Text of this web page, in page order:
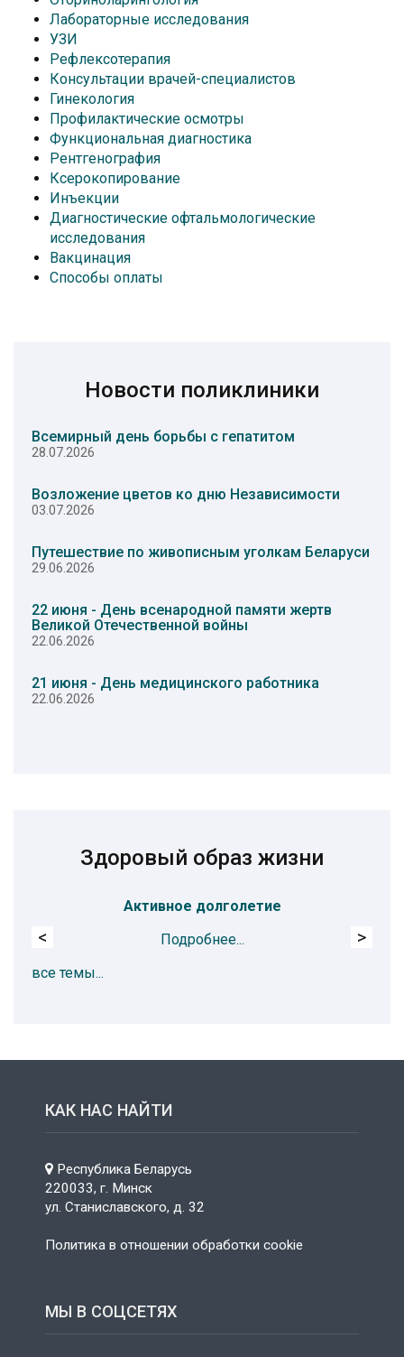
Лабораторные исследования
УЗИ
Рефлексотерапия
Консультации врачей-специалистов
Гинекология
Профилактические осмотры
Функциональная диагностика
Рентгенография
Ксерокопирование
Инъекции
Диагностические офтальмологические
исследования
Вакцинация
Способы оплаты
Новости поликлиники
Всемирный день борьбы с гепатитом
28.07.2026
Возложение цветов ко дню Независимости
03.07.2026
Путешествие по живописным уголкам Беларуси
29.06.2026
22 июня - День всенародной памяти жертв
Великой Отечественной войны
22.06.2026
21 июня - День медицинского работника
22.06.2026
Здоровый образ жизни
Активное долголетие
Подробнее...
< >
все темы...
КАК НАС НАЙТИ
Республика Беларусь
220033, г. Минск
ул. Станиславского, д. 32
Политика в отношении обработки cookie
МЫ В СОЦСЕТЯХ